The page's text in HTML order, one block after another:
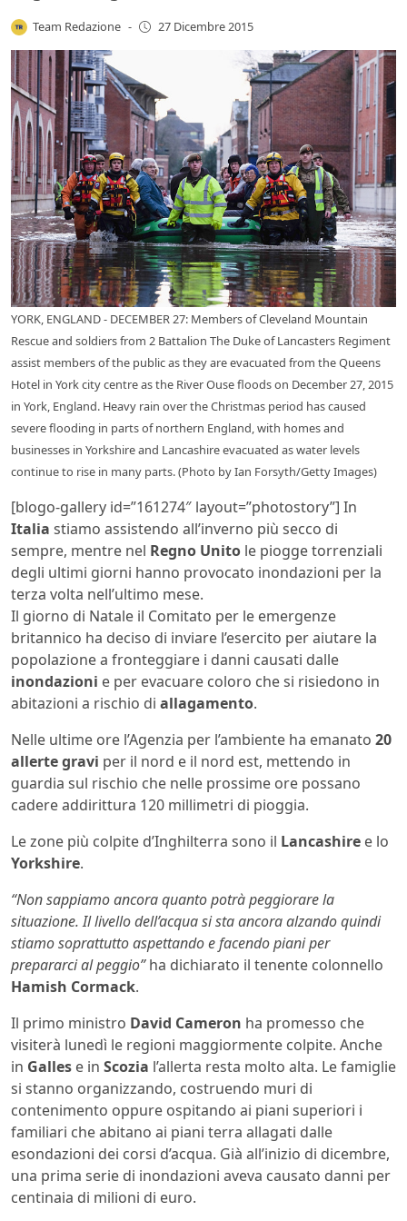
Team Redazione - 27 Dicembre 2015
YORK, ENGLAND - DECEMBER 27: Members of Cleveland Mountain
Rescue and soldiers from 2 Battalion The Duke of Lancasters Regiment
assist members of the public as they are evacuated from the Queens
Hotel in York city centre as the River Ouse floods on December 27, 2015
in York, England. Heavy rain over the Christmas period has caused
severe flooding in parts of northern England, with homes and
businesses in Yorkshire and Lancashire evacuated as water levels
continue to rise in many parts. (Photo by Ian Forsyth/Getty Images)
[blogo-gallery id=”161274″ layout=”photostory”] In
Italia stiamo assistendo all’inverno più secco di
sempre, mentre nel Regno Unito le piogge torrenziali
degli ultimi giorni hanno provocato inondazioni per la
terza volta nell’ultimo mese.
Il giorno di Natale il Comitato per le emergenze
britannico ha deciso di inviare l’esercito per aiutare la
popolazione a fronteggiare i danni causati dalle
inondazioni e per evacuare coloro che si risiedono in
abitazioni a rischio di allagamento.
Nelle ultime ore l’Agenzia per l’ambiente ha emanato 20
allerte gravi per il nord e il nord est, mettendo in
guardia sul rischio che nelle prossime ore possano
cadere addirittura 120 millimetri di pioggia.
Le zone più colpite d’Inghilterra sono il Lancashire e lo
Yorkshire.
“Non sappiamo ancora quanto potrà peggiorare la
situazione. Il livello dell’acqua si sta ancora alzando quindi
stiamo soprattutto aspettando e facendo piani per
prepararci al peggio”ha dichiarato il tenente colonnello
Hamish Cormack.
Il primo ministro David Cameron ha promesso che
visiterà lunedì le regioni maggiormente colpite. Anche
in Galles e in Scozia l’allerta resta molto alta. Le famiglie
si stanno organizzando, costruendo muri di
contenimento oppure ospitando ai piani superiori i
familiari che abitano ai piani terra allagati dalle
esondazioni dei corsi d’acqua. Già all’inizio di dicembre,
una prima serie di inondazioni aveva causato danni per
centinaia di milioni di euro.